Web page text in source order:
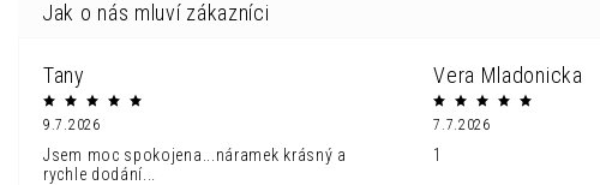
Tany
9.7.2026
Jsem moc spokojena...náramek krásný a
rychle dodání...
Vera Mladonicka
7.7.2026
1